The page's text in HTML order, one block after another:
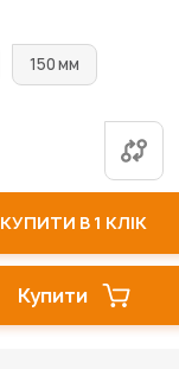
150 мм
Купити
КУПИТИ В 1 КЛІК